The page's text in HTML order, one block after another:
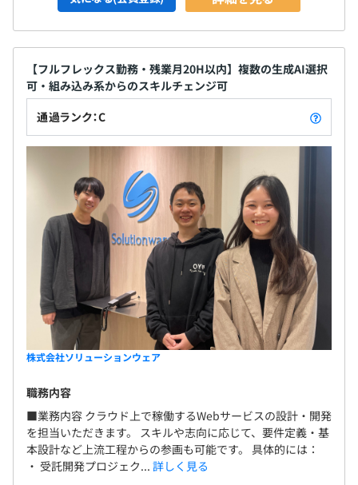
ーン車代金の半額補助
他にもエンジニアが必要だというものがあれば、随時検討
して取り入れていきます。
MacBook Proを支給いたします。
Docker、Amazon CloudWatch
プロジェクト状況により日次もしくは週次での定例MTG
をおこない、進捗状況や問題点の共有、お客さまの状況の
【フルフレックス勤務・残業月20H以内】複数の生成AI選択
可・組み込み系からのスキルチェンジ可
通過ランク：C
株式会社ソリューションウェア
職務内容
■業務内容 クラウド上で稼働するWebサービスの設計・開発
を担当いただきます。 スキルや志向に応じて、要件定義・基
本設計など上流工程からの参画も可能です。 具体的には：
・ 受託開発プロジェク... 詳しく見る